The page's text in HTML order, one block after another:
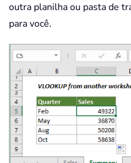
outra planilha ou pasta de
para você.